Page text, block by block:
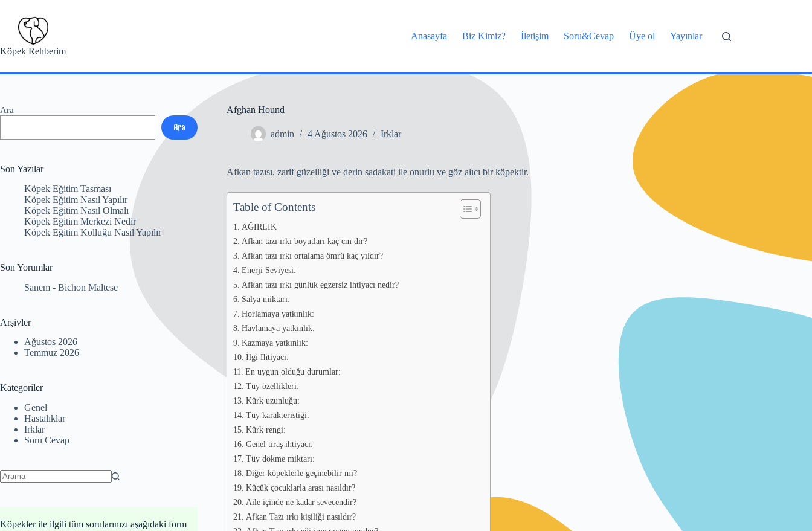
content
Köpek Rehberim
Anasayfa Biz Kimiz? İletişim Soru&Cevap Üye ol Yayınlar
Afghan Hound
admin 4 Ağustos 2026 Irklar
Afkan tazısı, zarif güzelliği ve derin sadakati ile onurlu ve göz alıcı bir köpektir.
Table of Contents
AĞIRLIK
Afkan tazı ırkı boyutları kaç cm dir?
Afkan tazı ırkı ortalama ömrü kaç yıldır?
Enerji Seviyesi:
Afkan tazı ırkı günlük egzersiz ihtiyacı nedir?
Salya miktarı:
Horlamaya yatkınlık:
Havlamaya yatkınlık:
Kazmaya yatkınlık:
İlgi İhtiyacı:
En uygun olduğu durumlar:
Tüy özellikleri:
Kürk uzunluğu:
Tüy karakteristiği:
Kürk rengi:
Genel tıraş ihtiyacı:
Tüy dökme miktarı:
Diğer köpeklerle geçinebilir mi?
Küçük çocuklarla arası nasıldır?
Aile içinde ne kadar sevecendir?
Afkan Tazı ırkı kişiliği nasıldır?
Ara
Ara
Son Yazılar
Köpek Eğitim Tasması
Köpek Eğitim Nasıl Yapılır
Köpek Eğitim Nasıl Olmalı
Köpek Eğitim Merkezi Nedir
Köpek Eğitim Kolluğu Nasıl Yapılır
Son Yorumlar
Sanem - Bichon Maltese
Arşivler
Ağustos 2026
Temmuz 2026
Kategoriler
Genel
Hastalıklar
Irklar
Soru Cevap
Köpekler ile ilgili tüm sorularınızı aşağıdaki form